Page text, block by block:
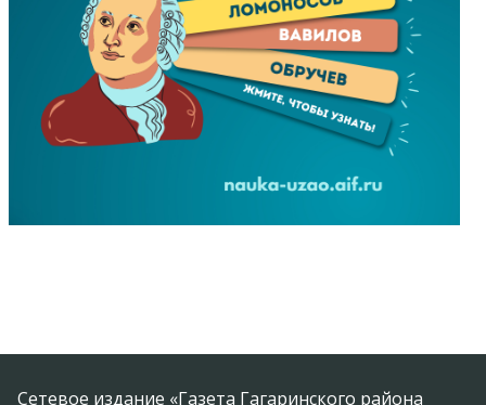
Сетевое издание «Газета Гагаринского района